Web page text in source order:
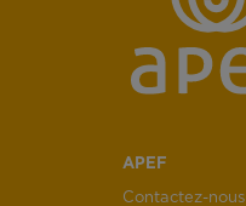
APEF
Contactez-nous